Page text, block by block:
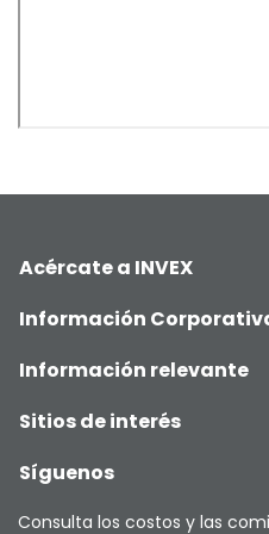
Acércate a INVEX
Información
Información relevante
Sitios de interés
Síguenos
Consulta los costos y las